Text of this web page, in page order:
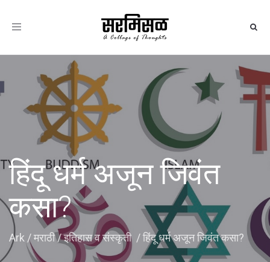
Toggle
हिंदू धर्म अजून जिवंत
कसा?
Ark /मराठी/इतिहास व संस्कृती /हिंदू धर्म अजून जिवंत कसा?